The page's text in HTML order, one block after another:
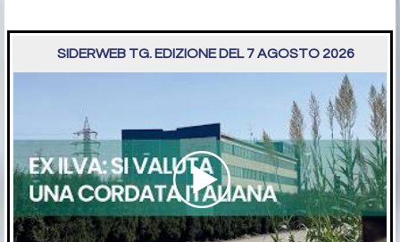
SIDERWEB TG. EDIZIONE DEL 7 AGOSTO 2026